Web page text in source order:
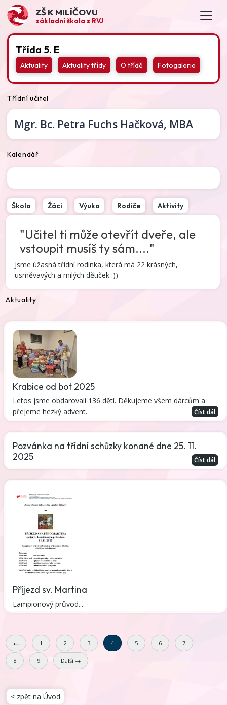
ZŠ K MILÍČOVU
základní škola s RVJ
Třída 5. E
Aktuality Aktuality třídy O třídě Fotogalerie
Třídní učitel
Mgr. Bc. Petra Fuchs Hačková, MBA
Kalendář
Škola Žáci Výuka Rodiče Aktivity
"Učitel ti může otevřít dveře, ale
vstoupit musíš ty sám...."
Jsme úžasná třídní rodinka, která má 22 krásných,
usměvavých a milých dětiček :))
Aktuality
Krabice od bot 2025
Letos jsme obdarovali 136 dětí. Děkujeme všem dárcům a
přejeme hezký advent.
Číst dál
Pozvánka na třídní schůzky konané dne 25. 11.
2025
Číst dál
Příjezd sv. Martina
Lampionový průvod...
1 2 3 4 5 6 7
8 9 Další
< zpět na Úvod